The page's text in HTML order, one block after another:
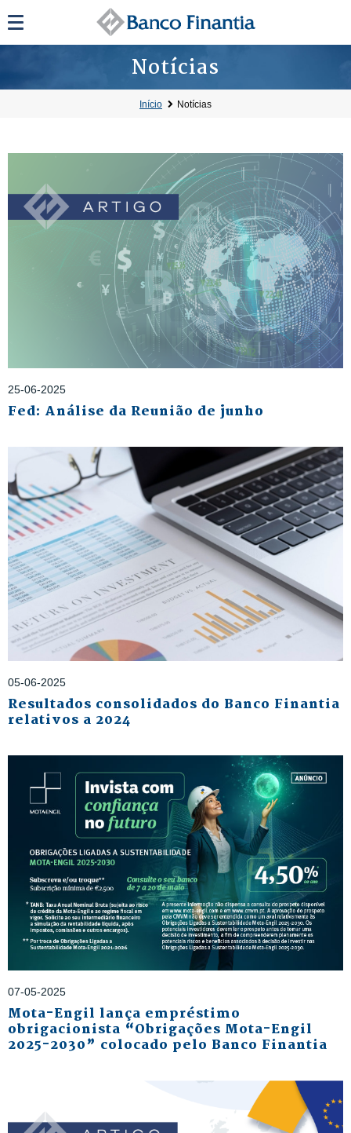
Notícias
Início Notícias
25-06-2025
Fed: Análise da Reunião de junho
05-06-2025
Resultados consolidados do Banco Finantia
relativos a 2024
07-05-2025
Mota-Engil lança empréstimo
obrigacionista “Obrigações Mota-Engil
2025-2030” colocado pelo Banco Finantia